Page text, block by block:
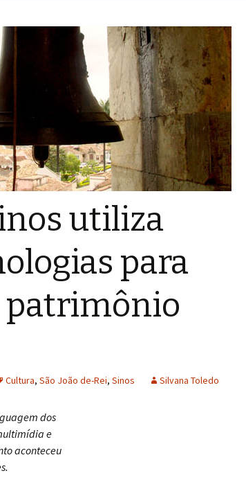
utiliza
para
patrimônio
Cultura, São João de-Rei, Sinos Silvana Toledo
dos
e
aconteceu